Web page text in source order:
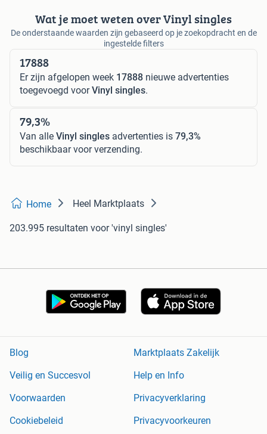
Wat je moet weten over Vinyl singles
De onderstaande waarden zijn gebaseerd op je zoekopdracht en de
ingestelde filters
17888
Er zijn afgelopen week 17888 nieuwe advertenties
toegevoegd voorVinyl singles.
79,3%
Van alle Vinyl singles advertenties is 79,3%
beschikbaar voor verzending.
Home Heel Marktplaats
203.995 resultaten voor 'vinyl singles'
Blog
Marktplaats Zakelijk
Veilig en Succesvol
Help en Info
Voorwaarden
Privacyverklaring
Cookiebeleid
Privacyvoorkeuren